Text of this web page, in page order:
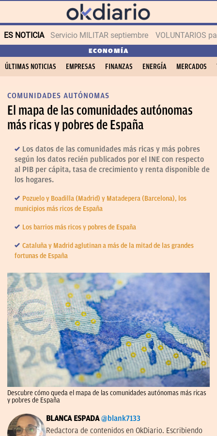
ES NOTICIA Servicio MILITAR septiembre VOLUNTARIOS
ECONOMÍA
ÚLTIMAS NOTICIAS EMPRESAS FINANZAS ENERGÍA MERCADOS
COMUNIDADES AUTÓNOMAS
El mapa de las comunidades autónomas
más ricas y pobres de España
Los datos de las comunidades más ricas y más pobres
según los datos recién publicados por el INE con respecto
al PIB per cápita, tasa de crecimiento y renta disponible de
los hogares.
Pozuelo y Boadilla (Madrid) y Matadepera (Barcelona), los
municipios más ricos de España
Los barrios más ricos y pobres de España
Cataluña y Madrid aglutinan a más de la mitad de las grandes
fortunas de España
Descubre cómo queda el mapa de las comunidades autónomas más ricas
y pobres de España
BLANCA ESPADA @blank7133
Redactora de contenidos en OkDiario. Escribiendo